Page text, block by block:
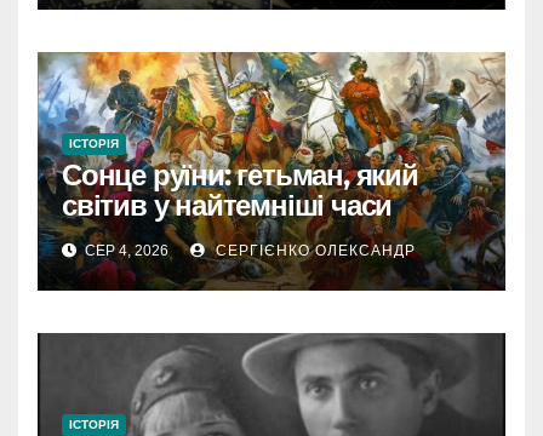
ІСТОРІЯ
Сонце руїни: гетьман, який
світив у найтемніші часи
України
СЕР 4, 2026 СЕРГІЄНКО ОЛЕКСАНДР
ІСТОРІЯ